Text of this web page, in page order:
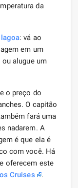
da
lagoa: vá ao
em um
alugue um
o preço do
O capitão
fará uma
nadarem. A
é que ela é
com você. Há
oferecem este
Cruises .